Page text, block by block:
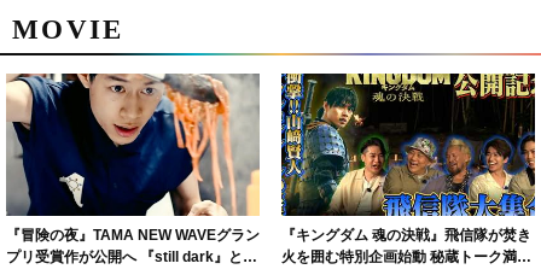
MOVIE
『冒険の夜』TAMA NEW WAVEグラン
プリ受賞作が公開へ 『still dark』と同
『キングダム 魂の決戦』飛信隊が焚き
火を囲む特別企画始動 秘蔵トーク満載